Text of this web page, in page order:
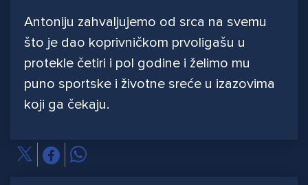
Antoniju zahvaljujemo od srca na svemu
što je dao koprivničkom prvoligašu u
protekle četiri i pol godine i želimo mu
puno sportske i životne sreće u izazovima
koji ga čekaju.